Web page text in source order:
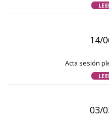
14/
Acta sesión
03/